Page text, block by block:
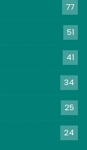
77
51
41
34
25
24